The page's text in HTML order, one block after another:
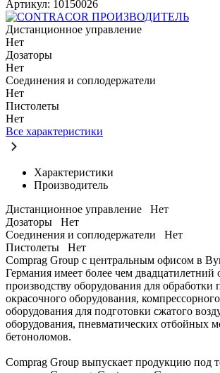
Артикул: 10150026
ПРОИЗВОДИТЕЛЬ
Дистанционное управление
Нет
Дозаторы
Нет
Соединения и соплодержатели
Нет
Пистолеты
Нет
Все характеристики
Характеристики
Производитель
Дистанционное управление
Нет
Дозаторы
Нет
Соединения и соплодержатели
Нет
Пистолеты
Нет
Comprag Group с центральным офисом в
Германия имеет более чем двадцатилетний
производству оборудования для обработки
окрасочного оборудования,
оборудования для подготовки сжатого
оборудования, пневматических отбойных
бетоноломов.
Comprag Group выпускает продукцию под